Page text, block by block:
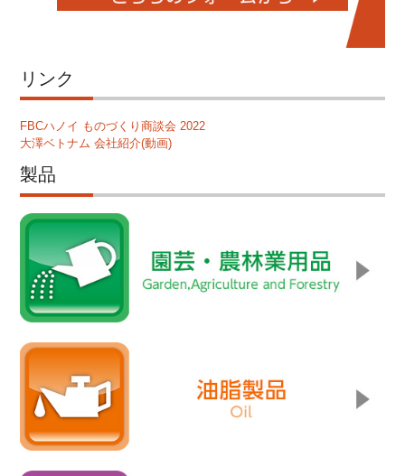
リンク
FBCハノイ ものづくり商談会 2022
大澤ベトナム 会社紹介(動画)
製品